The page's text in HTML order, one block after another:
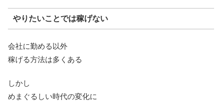
やりたいことでは稼げない
会社に勤める以外
稼げる方法は多くある
しかし
めまぐるしい時代の変化に